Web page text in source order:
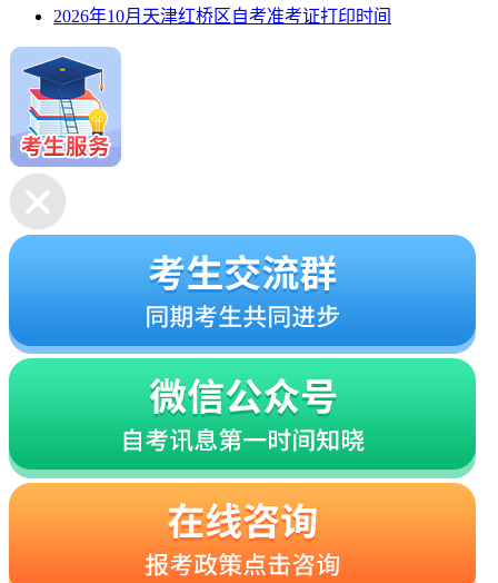
2026年10月天津红桥区自考准考证打印时间